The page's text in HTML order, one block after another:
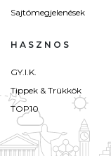
Sajtómegjelenések
HASZNOS
GY.I.K.
Tippek & Trükkök
TOP10